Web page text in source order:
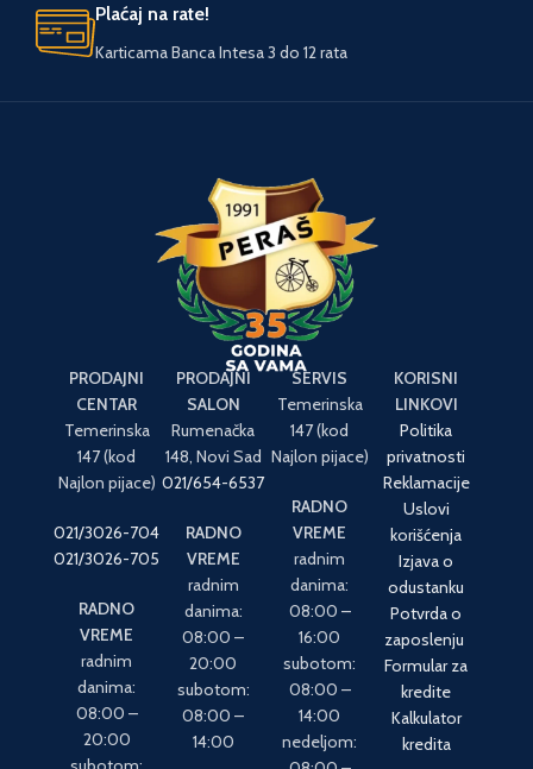
Plaćaj na rate!
Karticama Banca Intesa 3 do 12 rata
PRODAJNI
CENTAR
Temerinska
147 (kod
Najlon pijace)
021/3026-704
021/3026-705
RADNO
VREME
radnim
danima:
08:00 –
20:00
PRODAJNI
SALON
Rumenačka
148, Novi Sad
021/654-6537
RADNO
VREME
radnim
danima:
08:00 –
20:00
subotom:
08:00 –
14:00
SERVIS
Temerinska
147 (kod
Najlon pijace)
RADNO
VREME
radnim
danima:
08:00 –
16:00
subotom:
08:00 –
14:00
nedeljom:
KORISNI
LINKOVI
Politika
privatnosti
Reklamacije
Uslovi
korišćenja
Izjava o
odustanku
Potvrda o
zaposlenju
Formular za
kredite
Kalkulator
kredita